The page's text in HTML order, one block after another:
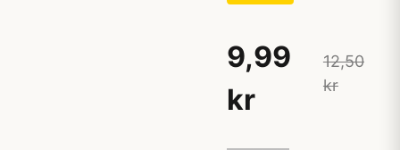
9,99
kr
12,50
kr